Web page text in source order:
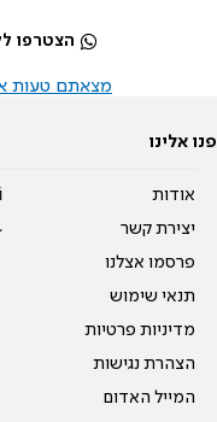
הצטרפו
מצאתם טעות
פנו אלינו
אודות
יצירת קשר
פרסמו אצלנו
תנאי שימוש
מדיניות פרטיות
הצהרת נגישות
המייל האדום